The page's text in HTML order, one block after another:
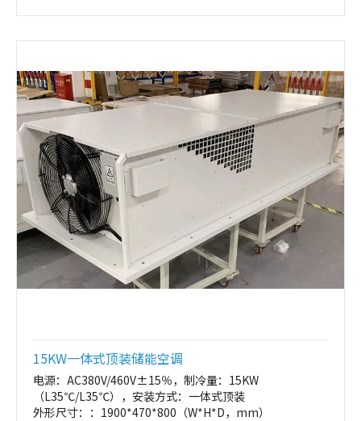
15KW一体式顶装储能空调
电源：AC380V/460V±15％，制冷量：15KW
（L35℃/L35℃），安装方式：一体式顶装
外形尺寸：：1900*470*800（W*H*D，mm）